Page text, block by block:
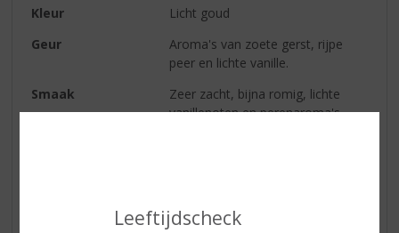
Leeftijdscheck
Kleur
Licht goud
Geur
Aroma's van zoete gerst, rijpe
peer en lichte vanille.
Smaak
Zeer zacht, bijna romig, lichte
vanillenoten en perenaroma's,